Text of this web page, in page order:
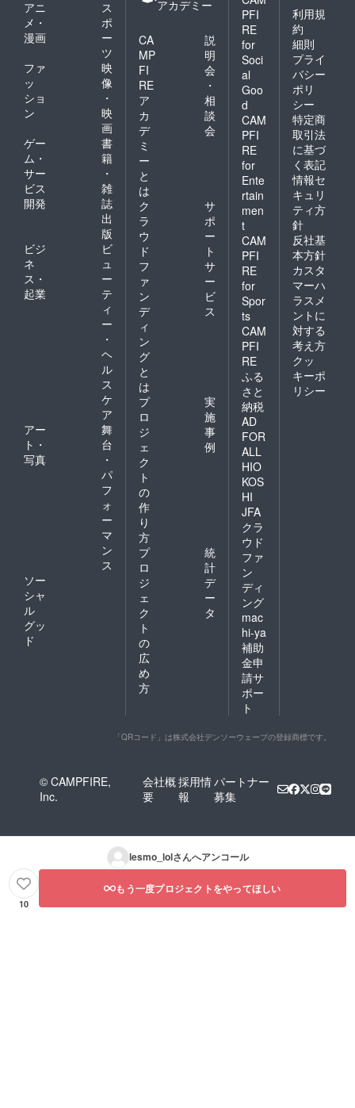
アニ
メ・
漫画
ス
ポ
ー
ツ
ファ
ッ
ショ
ン
映
像
・
映
画
ゲー
ム・
サー
ビス
開発
書
籍
・
雑
誌
出
版
ビジ
ネ
ス・
起業
ビ
ュ
ー
テ
ィ
ー
・
ヘ
ル
ス
ケ
ア
アー
ト・
写真
舞
台
・
パ
フ
ォ
ー
マ
ン
ス
ソー
シャ
ル
グッ
ド
アカデミー
CA
MP
FI
RE
ア
カ
デ
ミ
ー
と
は
説
明
会
・
相
談
会
ク
ラ
ウ
ド
フ
ァ
ン
デ
ィ
ン
グ
と
は
サ
ポ
ー
ト
サ
ー
ビ
ス
プ
ロ
ジ
ェ
ク
ト
の
作
り
方
実
施
事
例
プ
ロ
ジ
ェ
ク
ト
の
広
め
方
統
計
デ
ー
タ
PFI
RE
for
Soci
al
Goo
d
CAM
PFI
RE
for
Ente
rtain
men
t
CAM
PFI
RE
for
Spor
ts
CAM
PFI
RE
ふる
さと
納税
AD
FOR
ALL
HIO
KOS
HI
JFA
クラ
ウド
ファ
ン
ディ
ング
mac
hi-ya
補助
金申
請サ
ポー
ト
利用規
約
細則
プライ
バシー
ポリ
シー
特定商
取引法
に基づ
く表記
情報セ
キュリ
ティ方
針
反社基
本方針
カスタ
マーハ
ラスメ
ントに
対する
考え方
クッ
キーポ
リシー
「QRコード」は株式会社デンソーウェーブの登録商標です。
© CAMPFIRE,
Inc.
会社概
要
採用情
報
パートナー
募集
lesmo_lolさんへアンコール
10
もう一度プロジェクトをやってほしい